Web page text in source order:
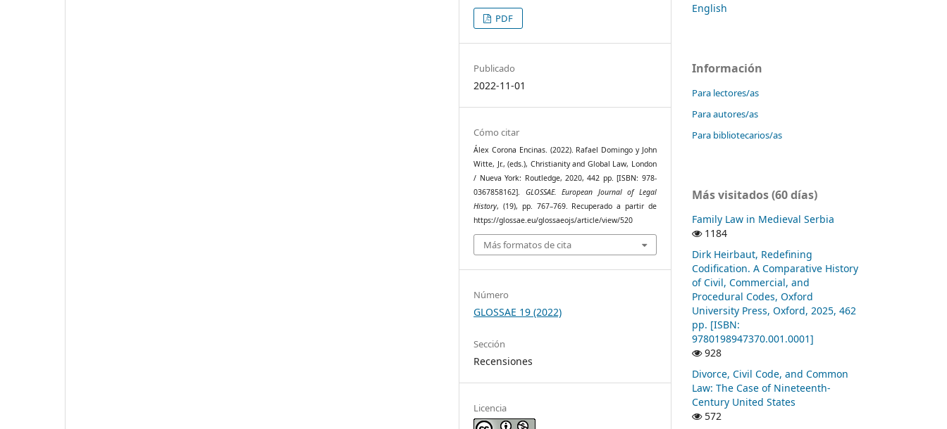
PDF
Publicado
2022-11-01
Cómo citar
Álex Corona Encinas. (2022). Rafael Domingo y John
Witte, Jr., (eds.), Christianity and Global Law, London
/ Nueva York: Routledge, 2020, 442 pp. [ISBN: 978-
0367858162]. GLOSSAE. European Journal of Legal
History, (19), pp. 767–769. Recuperado a partir de
https://glossae.eu/glossaeojs/article/view/520
Más formatos de cita
Número
GLOSSAE 19 (2022)
Sección
Recensiones
Licencia
English
Información
Para lectores/as
Para autores/as
Para bibliotecarios/as
Más visitados (60 días)
Family Law in Medieval Serbia
1184
Dirk Heirbaut, Redefining
Codification. A Comparative History
of Civil, Commercial, and
Procedural Codes, Oxford
University Press, Oxford, 2025, 462
pp. [ISBN:
9780198947370.001.0001]
928
Divorce, Civil Code, and Common
Law: The Case of Nineteenth-
Century United States
572